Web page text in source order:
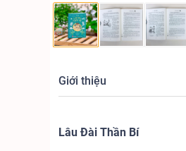
Giới thiệu
Lâu Đài Thần Bí